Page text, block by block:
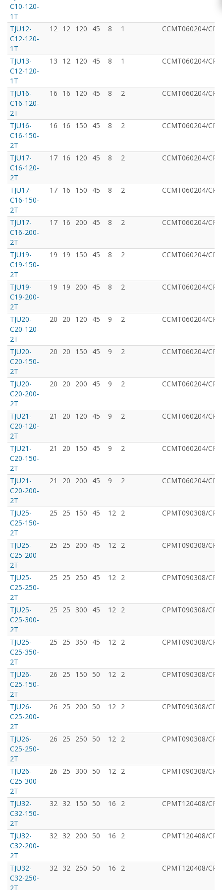
C10-120-
1T
TJU12-
C12-120-
1T
12 12 120 45 8 1 CCMT060204/
TJU13-
C12-120-
1T
13 12 120 45 8 1 CCMT060204/
TJU16-
C16-120-
2T
16 16 120 45 8 2 CCMT060204/
TJU16-
C16-150-
2T
16 16 150 45 8 2 CCMT060204/
TJU17-
C16-120-
2T
17 16 120 45 8 2 CCMT060204/
TJU17-
C16-150-
2T
17 16 150 45 8 2 CCMT060204/
TJU17-
C16-200-
2T
17 16 200 45 8 2 CCMT060204/
TJU19-
C19-150-
2T
19 19 150 45 8 2 CCMT060204/
TJU19-
C19-200-
2T
19 19 200 45 8 2 CCMT060204/
TJU20-
C20-120-
2T
20 20 120 45 9 2 CCMT060204/
TJU20-
C20-150-
2T
20 20 150 45 9 2 CCMT060204/
TJU20-
C20-200-
2T
20 20 200 45 9 2 CCMT060204/
TJU21-
C20-120-
2T
21 20 120 45 9 2 CCMT060204/
TJU21-
C20-150-
2T
21 20 150 45 9 2 CCMT060204/
TJU21-
C20-200-
2T
21 20 200 45 9 2 CCMT060204/
TJU25-
C25-150-
2T
25 25 150 45 12 2 CРMT090308/
TJU25-
C25-200-
2T
25 25 200 45 12 2 CРMT090308/
TJU25-
C25-250-
2T
25 25 250 45 12 2 CРMT090308/
TJU25-
C25-300-
2T
25 25 300 45 12 2 CРMT090308/
TJU25-
C25-350-
2T
25 25 350 45 12 2 CРMT090308/
TJU26-
C25-150-
2T
26 25 150 50 12 2 CРMT090308/
TJU26-
C25-200-
2T
26 25 200 50 12 2 CРMT090308/
TJU26-
C25-250-
2T
26 25 250 50 12 2 CРMT090308/
TJU26-
C25-300-
2T
26 25 300 50 12 2 CРMT090308/
TJU32-
C32-150-
2T
32 32 150 50 16 2 CРMT120408/
TJU32-
C32-200-
2T
32 32 200 50 16 2 CРMT120408/
TJU32-
C32-250-
2T
32 32 250 50 16 2 CРMT120408/